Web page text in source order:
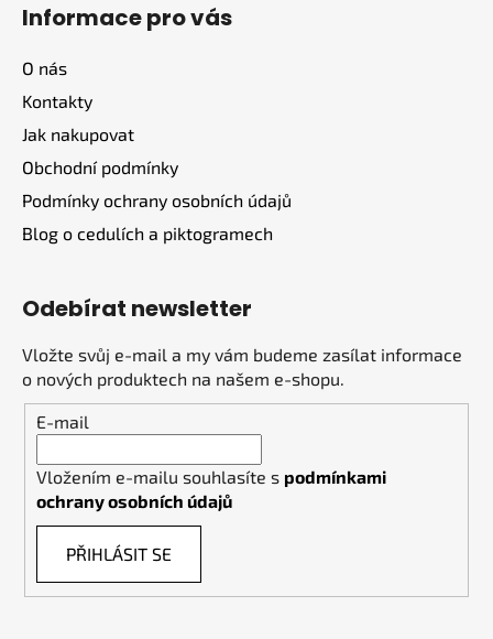
Informace pro vás
O nás
Kontakty
Jak nakupovat
Obchodní podmínky
Podmínky ochrany osobních údajů
Blog o cedulích a piktogramech
Odebírat newsletter
Vložte svůj e-mail a my vám budeme zasílat informace
o nových produktech na našem e-shopu.
E-mail
Vložením e-mailu souhlasíte s podmínkami
ochrany osobních údajů
PŘIHLÁSIT SE